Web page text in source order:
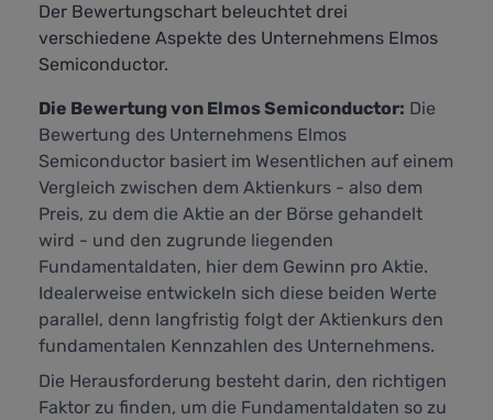
Der Bewertungschart beleuchtet drei
verschiedene Aspekte des Unternehmens Elmos
Semiconductor.
Die Bewertung von Elmos Semiconductor: Die
Bewertung des Unternehmens Elmos
Semiconductor basiert im Wesentlichen auf einem
Vergleich zwischen dem Aktienkurs - also dem
Preis, zu dem die Aktie an der Börse gehandelt
wird - und den zugrunde liegenden
Fundamentaldaten, hier dem Gewinn pro Aktie.
Idealerweise entwickeln sich diese beiden Werte
parallel, denn langfristig folgt der Aktienkurs den
fundamentalen Kennzahlen des Unternehmens.
Die Herausforderung besteht darin, den richtigen
Faktor zu finden, um die Fundamentaldaten so zu